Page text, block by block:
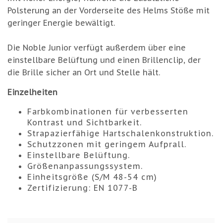
Polsterung an der Vorderseite des Helms Stöße mit
geringer Energie bewältigt.
Die Noble Junior verfügt außerdem über eine
einstellbare Belüftung und einen Brillenclip, der
die Brille sicher an Ort und Stelle hält.
Einzelheiten
Farbkombinationen für verbesserten
Kontrast und Sichtbarkeit.
Strapazierfähige Hartschalenkonstruktion.
Schutzzonen mit geringem Aufprall.
Einstellbare Belüftung.
Größenanpassungssystem.
Einheitsgröße (S/M 48-54 cm)
Zertifizierung: EN 1077-B